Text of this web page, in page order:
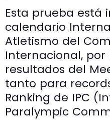
Esta prueba está
calendario
Atletismo del
Internacional, por
resultados del
tanto para
Ranking de IPC
Paralympic